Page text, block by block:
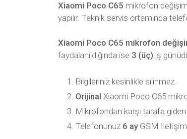
Xiaomi Poco C65 mikrofon
yapılır. Teknik servis ortamında
Xiaomi Poco C65 mikrofon
faydalanıldığında ise 3 (üç) iş
Bilgileriniz kesinlikle silinmez.
Orijinal Xiaomi Poco C65
Mikrofondan karşı tarafa
Telefonunuz 6 ayGSM İletişim